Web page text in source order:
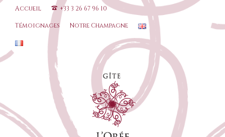
Accueil +33 3 26 67 96 10
Témoignages Notre Champagne